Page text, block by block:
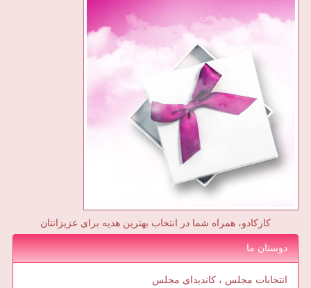
کارکادو، همراه شما در انتخاب بهترین هدیه برای عزیزانتان
دوستان ما
انتخابات مجلس ، کاندیدای مجلس